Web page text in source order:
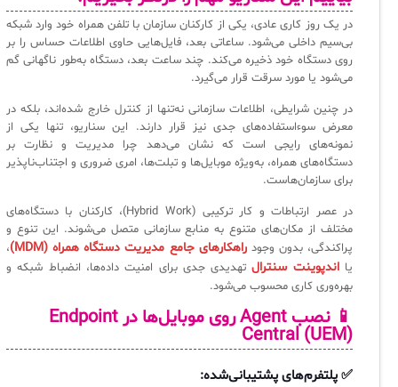
در یک روز کاری عادی، یکی از کارکنان سازمان با تلفن همراه خود وارد شبکه
بی‌سیم داخلی می‌شود. ساعاتی بعد، فایل‌هایی حاوی اطلاعات حساس را بر
روی دستگاه خود ذخیره می‌کند. چند ساعت بعد، دستگاه به‌طور ناگهانی گم
می‌شود یا مورد سرقت قرار می‌گیرد.
در چنین شرایطی، اطلاعات سازمانی نه‌تنها از کنترل خارج شده‌اند، بلکه در
معرض سوءاستفاده‌های جدی نیز قرار دارند. این سناریو، تنها یکی از
نمونه‌های رایجی است که نشان می‌دهد چرا مدیریت و نظارت بر
دستگاه‌های همراه، به‌ویژه موبایل‌ها و تبلت‌ها، امری ضروری و اجتناب‌ناپذیر
برای سازمان‌هاست.
در عصر ارتباطات و کار ترکیبی (Hybrid Work)، کارکنان با دستگاه‌های
مختلف از مکان‌های متنوع به منابع سازمانی متصل می‌شوند. این تنوع و
پراکندگی، بدون وجودراهکارهای جامع مدیریت دستگاه همراه (MDM)
،
یااندپوینت سنترالتهدیدی جدی برای امنیت داده‌ها، انضباط شبکه و
بهره‌وری کاری محسوب می‌شود.
📱 نصب Agent روی موبایل‌ها در Endpoint
Central (UEM)
✅ پلتفرم‌های پشتیبانی‌شده:
سامانه مدیریت پشتیبانی مشتریان
DDI
◉
ManageEngine Malware Protection Plus
سامانه مدیریت و مانیتورینگ شبکه
سامانه آزمون آنلاین